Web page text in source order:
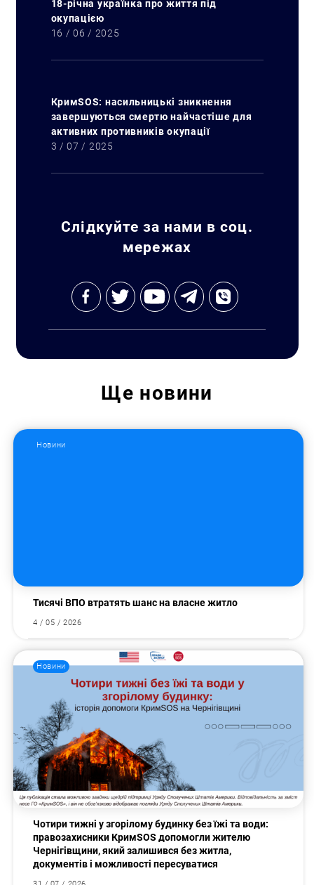
Пошук за запитом:
18-річна українка про життя під
окупацією
16 / 06 / 2025
КримSOS: насильницькі зникнення
завершуються смертю найчастіше для
активних противників окупації
3 / 07 / 2025
Слідкуйте за нами в соц.
мережах
Ще новини
Новини
Тисячі ВПО втратять шанс на власне житло
4 / 05 / 2026
Новини
Чотири тижні у згорілому будинку без їжі та води:
правозахисники КримSOS допомогли жителю
Чернігівщини, який залишився без житла,
документів і можливості пересуватися